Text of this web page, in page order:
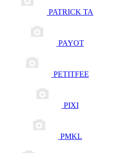
PATRICK TA
PAYOT
PETITFEE
PIXI
PMKL